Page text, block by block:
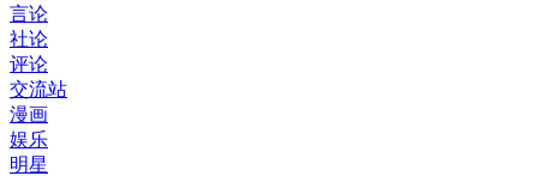
言论
社论
评论
交流站
漫画
娱乐
明星